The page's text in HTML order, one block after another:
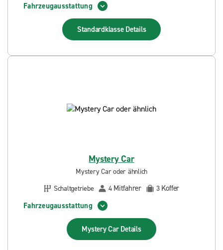
Fahrzeugausstattung
Standardklasse Details
Mystery Car
Mystery Car oder ähnlich
Schaltgetriebe
4 Mitfahrer 3 Koffer
Fahrzeugausstattung
Mystery Car Details